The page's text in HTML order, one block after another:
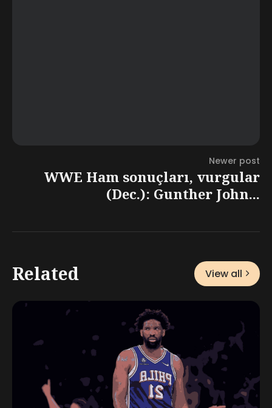
Newer post
WWE Ham sonuçları, vurgular
(Dec.): Gunther John...
Related View all